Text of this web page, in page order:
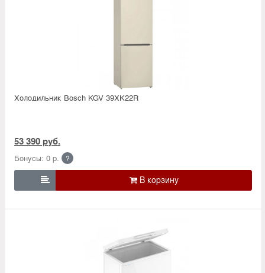
Холодильник Bosсh KGV 39XK22R
53 390 руб.
Бонусы: 0 р. ?
